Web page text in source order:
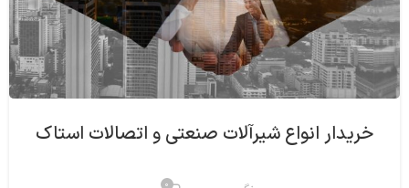
خریدار انواع شیرآلات صنعتی و اتصالات استاک
0